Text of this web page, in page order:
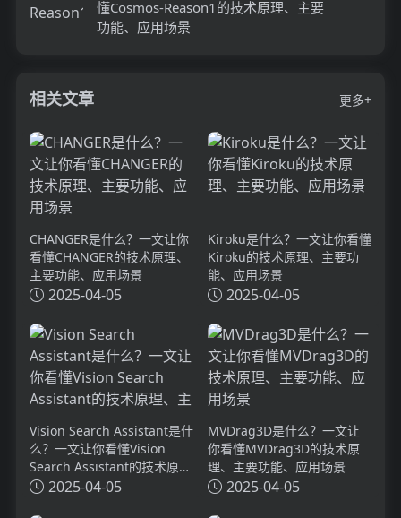
懂Cosmos-Reason1的技术原理、主要
功能、应用场景
相关文章 更多+
CHANGER是什么？一文让你
看懂CHANGER的技术原理、
主要功能、应用场景
2025-04-05
Kiroku是什么？一文让你看懂
Kiroku的技术原理、主要功
能、应用场景
2025-04-05
Vision Search Assistant是什
么？一文让你看懂Vision
Search Assistant的技术原
理、主要功能、应用场景
2025-04-05
MVDrag3D是什么？一文让
你看懂MVDrag3D的技术原
理、主要功能、应用场景
2025-04-05